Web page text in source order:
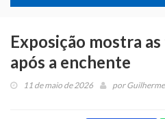
Exposição mostra
após a enchente
11 de maio de 2026 por